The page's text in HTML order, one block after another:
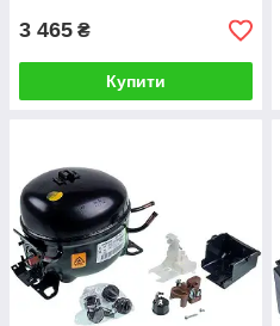
3 465 ₴
Купити